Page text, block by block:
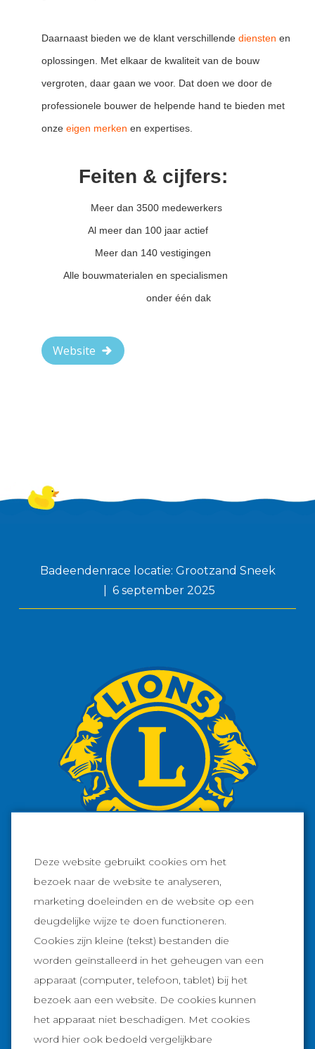
Daarnaast bieden we de klant verschillendediensten en
oplossingen. Met elkaar de kwaliteit van de bouw
vergroten, daar gaan we voor. Dat doen we door de
professionele bouwer de helpende hand te bieden met
onzeeigen merken en expertises.
Feiten & cijfers:
Meer dan 3500 medewerkers
Al meer dan 100 jaar actief
Meer dan 140 vestigingen
Alle bouwmaterialen en specialismen
onder één dak
Website
Badeendenrace locatie: Grootzand Sneek
6 september 2025
Facebook
Instagram
Informatie
Goed doel
Prijzen
Sponsoren
Lions Waterstad
Lions Sneek
Deze website gebruikt cookies om het
bezoek naar de website te analyseren,
marketing doeleinden en de website op een
deugdelijke wijze te doen functioneren.
Cookies zijn kleine (tekst) bestanden die
worden geïnstalleerd in het geheugen van een
apparaat (computer, telefoon, tablet) bij het
bezoek aan een website. De cookies kunnen
het apparaat niet beschadigen. Met cookies
word hier ook bedoeld vergelijkbare